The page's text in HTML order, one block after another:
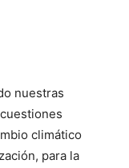
nuestras
climático
para la